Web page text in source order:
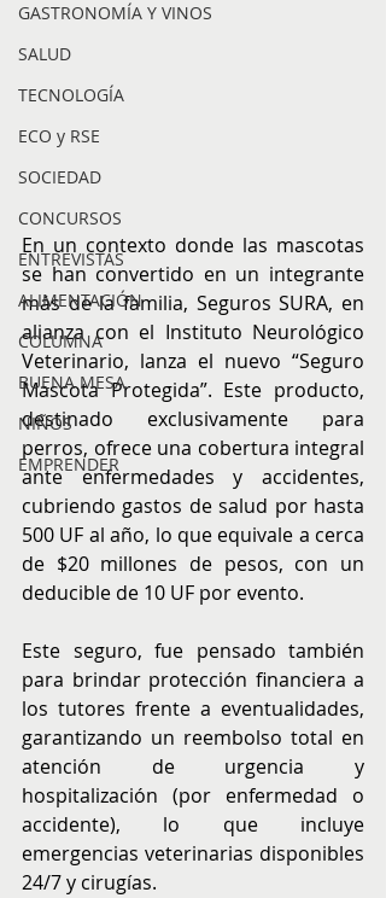
GASTRONOMÍA Y VINOS
SALUD
TECNOLOGÍA
ECO y RSE
SOCIEDAD
CONCURSOS
ENTREVISTAS
ALIMENTACIÓN
COLUMNA
BUENA MESA
NIÑOS
EMPRENDER
En un contexto donde las mascotas
se han convertido en un integrante
más de la familia, Seguros SURA, en
alianza con el Instituto Neurológico
Veterinario, lanza el nuevo “Seguro
Mascota Protegida”. Este producto,
destinado exclusivamente para
perros, ofrece una cobertura integral
ante enfermedades y accidentes,
cubriendo gastos de salud por hasta
500 UF al año, lo que equivale a cerca
de $20 millones de pesos, con un
deducible de 10 UF por evento.
Este seguro, fue pensado también
para brindar protección financiera a
los tutores frente a eventualidades,
garantizando un reembolso total en
atención de urgencia y
hospitalización (por enfermedad o
accidente), lo que incluye
emergencias veterinarias disponibles
24/7 y cirugías.